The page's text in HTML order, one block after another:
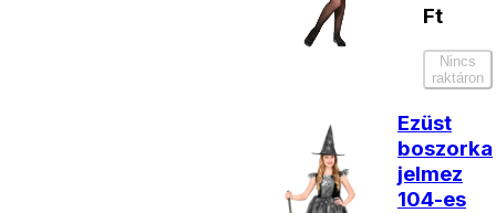
Ft
Nincs
raktáron
Ezüst
boszorka
jelmez
104-es